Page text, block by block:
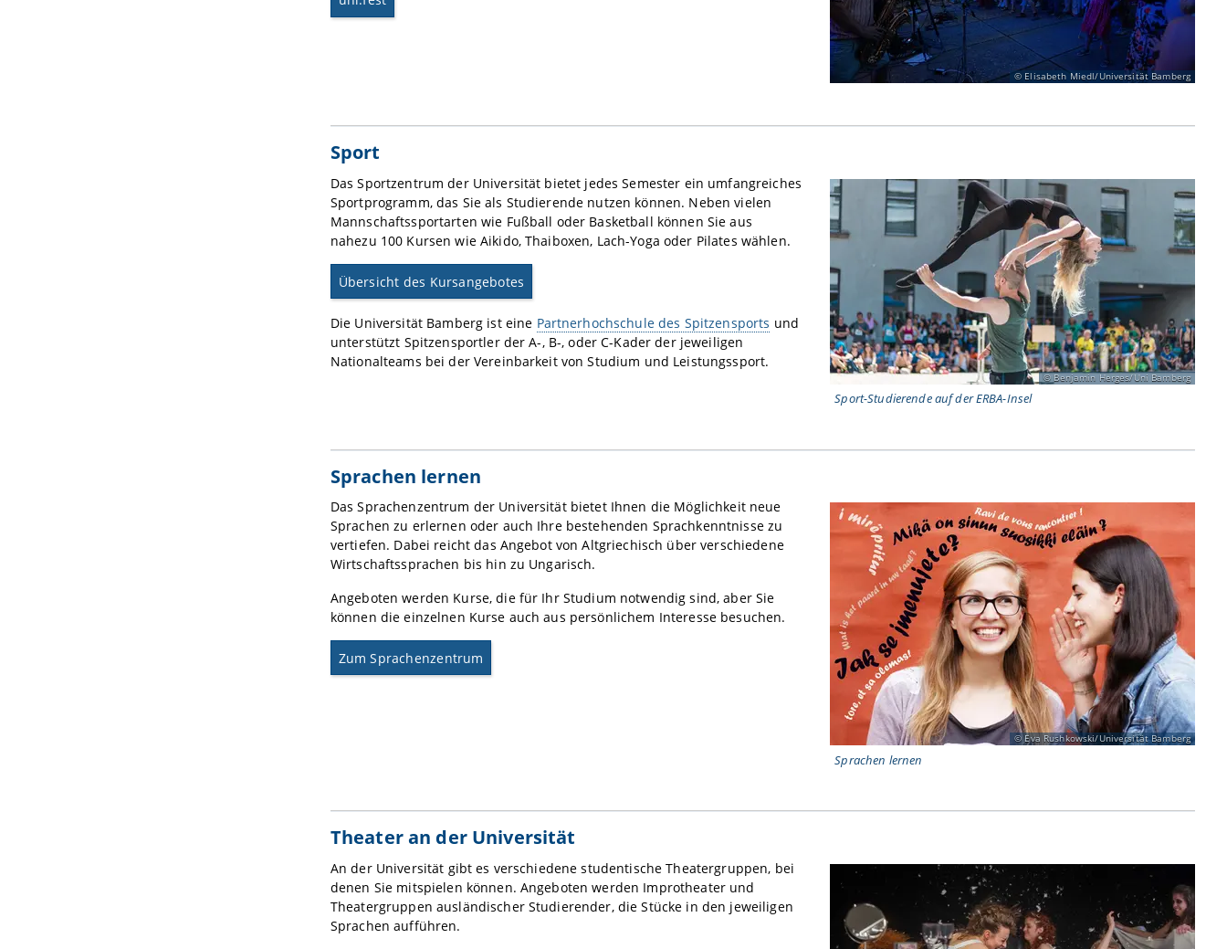
Elisabeth Miedl/Universität Bamberg
Sport
Benjamin Herges/Uni Bamberg
Sport-Studierende auf der ERBA-Insel
Das Sportzentrum der Universität bietet jedes Semester ein umfangreiches
Sportprogramm, das Sie als Studierende nutzen können. Neben vielen
Mannschaftssportarten wie Fußball oder Basketball können Sie aus
nahezu 100 Kursen wie Aikido, Thaiboxen, Lach-Yoga oder Pilates wählen.
Übersicht des Kursangebotes
Die Universität Bamberg ist eine Partnerhochschule des Spitzensports und
unterstützt Spitzensportler der A-, B-, oder C-Kader der jeweiligen
Nationalteams bei der Vereinbarkeit von Studium und Leistungssport.
Sprachen lernen
Eva Rushkowski/Universität Bamberg
Sprachen lernen
Das Sprachenzentrum der Universität bietet Ihnen die Möglichkeit neue
Sprachen zu erlernen oder auch Ihre bestehenden Sprachkenntnisse zu
vertiefen. Dabei reicht das Angebot von Altgriechisch über verschiedene
Wirtschaftssprachen bis hin zu Ungarisch.
Angeboten werden Kurse, die für Ihr Studium notwendig sind, aber Sie
können die einzelnen Kurse auch aus persönlichem Interesse besuchen.
Zum Sprachenzentrum
Theater an der Universität
An der Universität gibt es verschiedene studentische Theatergruppen, bei
denen Sie mitspielen können. Angeboten werden Improtheater und
Theatergruppen ausländischer Studierender, die Stücke in den jeweiligen
Sprachen aufführen.